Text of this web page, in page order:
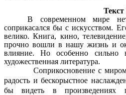
В современном мире
соприкасался бы с искусством.
велико. Книга, кино,
прочно вошли в нашу жизнь и
влияние. Но особенно сильно
художественная литература.
Соприкосновение с миром
радость и бескорыстное
бы видеть в произведениях